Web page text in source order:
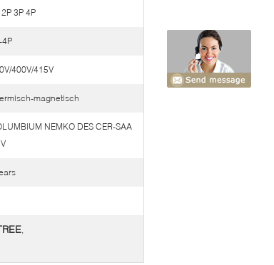
2P 3P 4P
4P
400V/415V
magnetisch
NEMKO DES CER-SAA
,